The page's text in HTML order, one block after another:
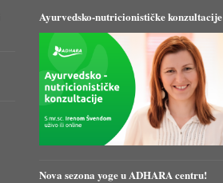
Ayurvedsko-nutricionističke konzultacije
Nova sezona yoge u ADHARA centru!